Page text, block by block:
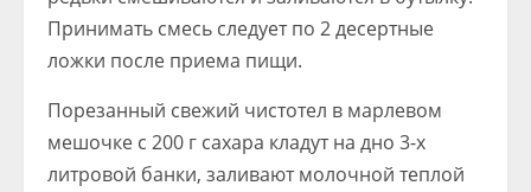
Принимать смесь следует по 2 десертные
ложки после приема пищи.
Порезанный свежий чистотел в марлевом
мешочке с 200 г сахара кладут на дно 3-х
литровой банки, заливают молочной теплой